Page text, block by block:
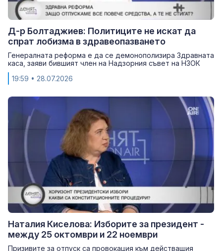
Д-р Болтаджиев: Политиците не искат да
спрат лобизма в здравеопазването
Генералната реформа е да се демонополизира Здравната
каса, заяви бившият член на Надзорния съвет на НЗОК
19:59 • 28.07.2026
Наталия Киселова: Изборите за президент -
между 25 октомври и 22 ноември
Призивите за отпуск са провокация към действащия